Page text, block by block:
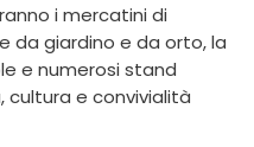
i mercatini di
da giardino e da orto, la
e numerosi stand
cultura e convivialità